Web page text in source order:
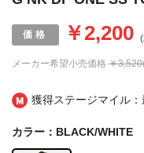
獲得ステージマイル：
メーカー希望小売価格 ￥
￥2,200
カラー：BLACK/WHITE